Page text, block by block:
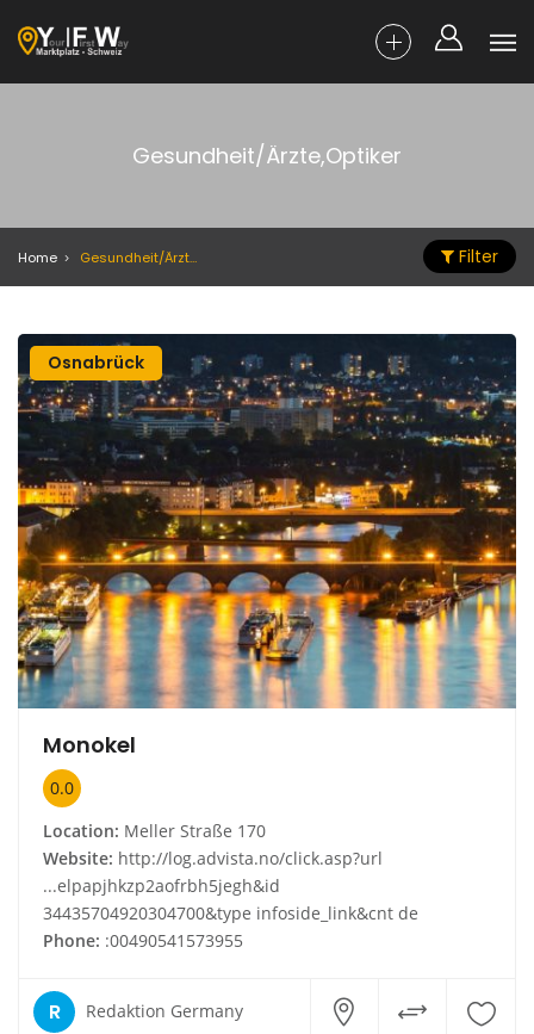
Gesundheit/Ärzte,Optiker
Home Gesundheit/Ärzte,Optiker Filter
Osnabrück
Monokel
0.0
Location: Meller Straße 170
Website: http://log.advista.no/click.asp?url
...elpapjhkzp2aofrbh5jegh&id
34435704920304700&type infoside_link&cnt de
Phone: :00490541573955
R Redaktion Germany